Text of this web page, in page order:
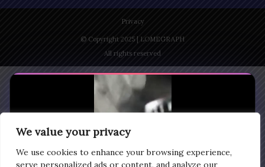
We value your privacy
We use cookies to enhance your browsing experience,
serve personalized ads or content, and analyze our
Privacy
© Copyright 2025 | LOMEGRAPH
All rights reserved